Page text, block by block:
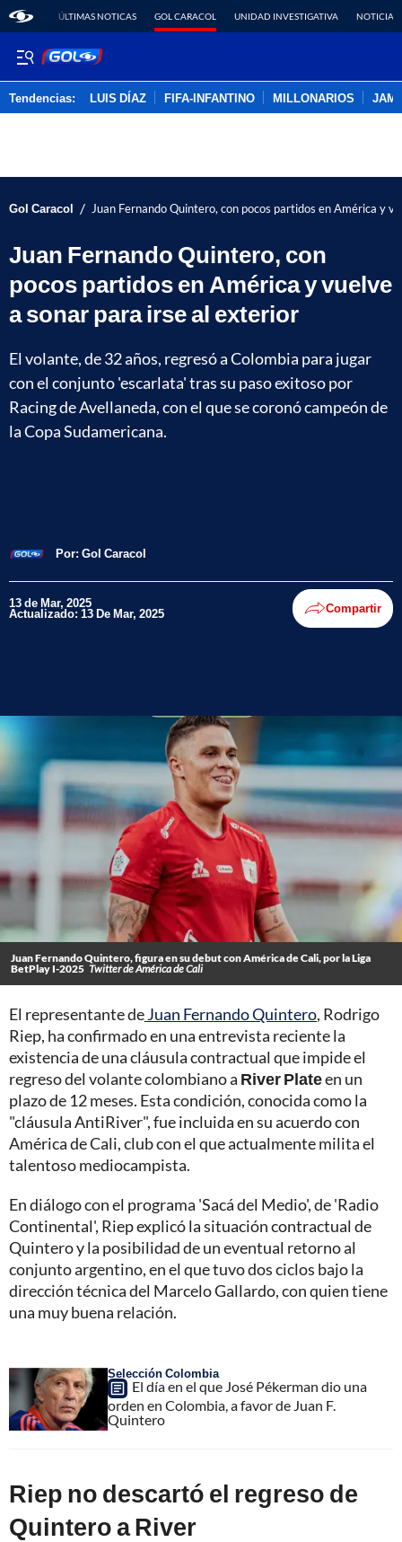
ÚLTIMAS NOTICAS GOL CARACOL UNIDAD INVESTIGATIVA NOTICIAS
Tendencias: LUIS DÍAZ FIFA-INFANTINO MILLONARIOS
Gol Caracol / Juan Fernando Quintero, con pocos partidos en América y
Juan Fernando Quintero, con
pocos partidos en América y vuelve
a sonar para irse al exterior
El volante, de 32 años, regresó a Colombia para jugar
con el conjunto 'escarlata' tras su paso exitoso por
Racing de Avellaneda, con el que se coronó campeón de
la Copa Sudamericana.
Por: Gol Caracol
13 de Mar, 2025
Actualizado: 13 De Mar, 2025 Compartir
Juan Fernando Quintero, figura en su debut con América de Cali, por la Liga
BetPlay I-2025 Twitter de América de Cali
El representante deJuan Fernando Quintero, Rodrigo
Riep, ha confirmado en una entrevista reciente la
existencia de una cláusula contractual que impide el
regreso del volante colombiano a River Plateen un
plazo de 12 meses. Esta condición, conocida como la
"cláusula AntiRiver", fue incluida en su acuerdo con
América de Cali, club con el que actualmente milita el
talentoso mediocampista.
En diálogo con el programa 'Sacá del Medio', de 'Radio
Continental', Riep explicó la situación contractual de
Quintero y la posibilidad de un eventual retorno al
conjunto argentino, en el que tuvo dos ciclos bajo la
dirección técnica del Marcelo Gallardo, con quien tiene
una muy buena relación.
Selección Colombia
El día en el que José Pékerman dio una
orden en Colombia, a favor de Juan F.
Quintero
Riep no descartó el regreso de
Quintero a River